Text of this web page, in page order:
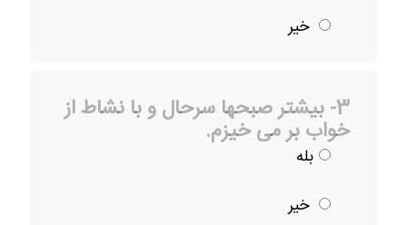
خیر
3- بیشتر صبحها سرحال و با نشاط از
خواب بر می خیزم.
بله
خیر